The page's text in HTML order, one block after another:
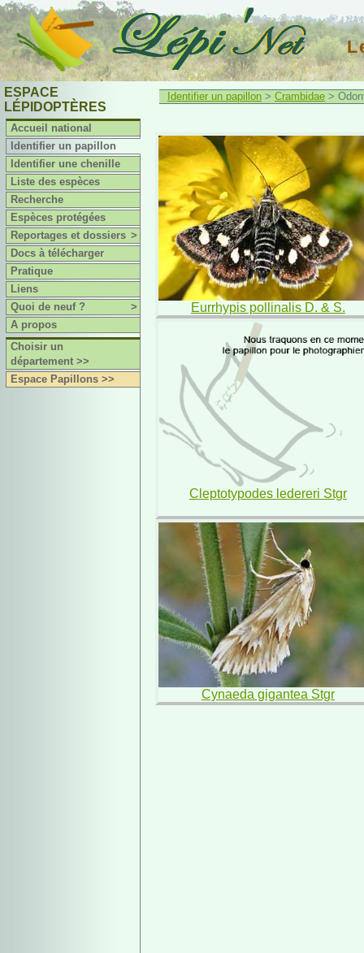
ESPACE
LÉPIDOPTÈRES
Accueil national
Identifier un papillon
Identifier une chenille
Liste des espèces
Recherche
Espèces protégées
Reportages et dossiers >
Docs à télécharger
Pratique
Liens
Quoi de neuf ?
>
A propos
Choisir un
département >>
Espace Papillons >>
Identifier un papillon > Crambidae >
Eurrhypis pollinalis D. & S.
Cleptotypodes ledereri Stgr
Cynaeda gigantea Stgr